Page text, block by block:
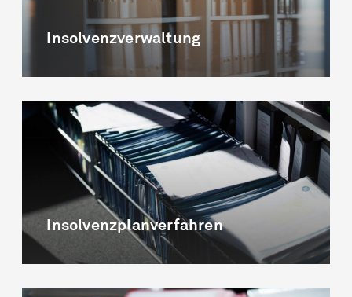
Insolvenzverwaltung
Insolvenzplanverfahren